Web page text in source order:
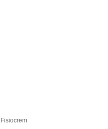
Fisiocrem